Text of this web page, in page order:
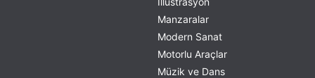
Manzaralar
Modern Sanat
Motorlu Araçlar
Müzik ve Dans